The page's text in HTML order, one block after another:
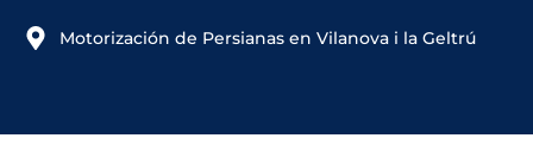
Motorización de Persianas en Vilanova i la Geltrú